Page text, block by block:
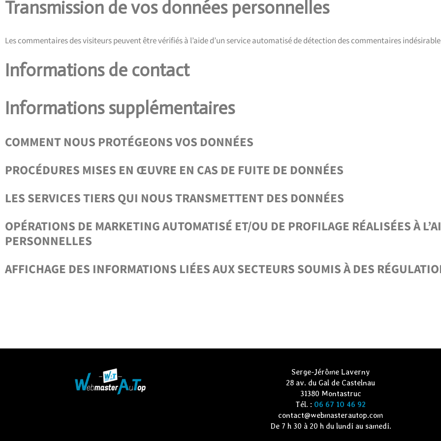
Transmission de vos données personnelles
Les commentaires des visiteurs peuvent être vérifiés à l’aide d’un service automatisé de détection des commentaires
Informations de contact
Informations supplémentaires
COMMENT NOUS PROTÉGEONS VOS DONNÉES
PROCÉDURES MISES EN ŒUVRE EN CAS DE FUITE DE DONNÉES
LES SERVICES TIERS QUI NOUS TRANSMETTENT DES DONNÉES
OPÉRATIONS DE MARKETING AUTOMATISÉ ET/OU DE PROFILAGE RÉALISÉES À
PERSONNELLES
AFFICHAGE DES INFORMATIONS LIÉES AUX SECTEURS SOUMIS À DES
Serge-Jérôme Laverny
28 av. du Gal de Castelnau
31380 Montastruc
Tél. : 06 67 10 46 92
contact@webmasterautop.com
De 7 h 30 à 20 h du lundi au samedi.